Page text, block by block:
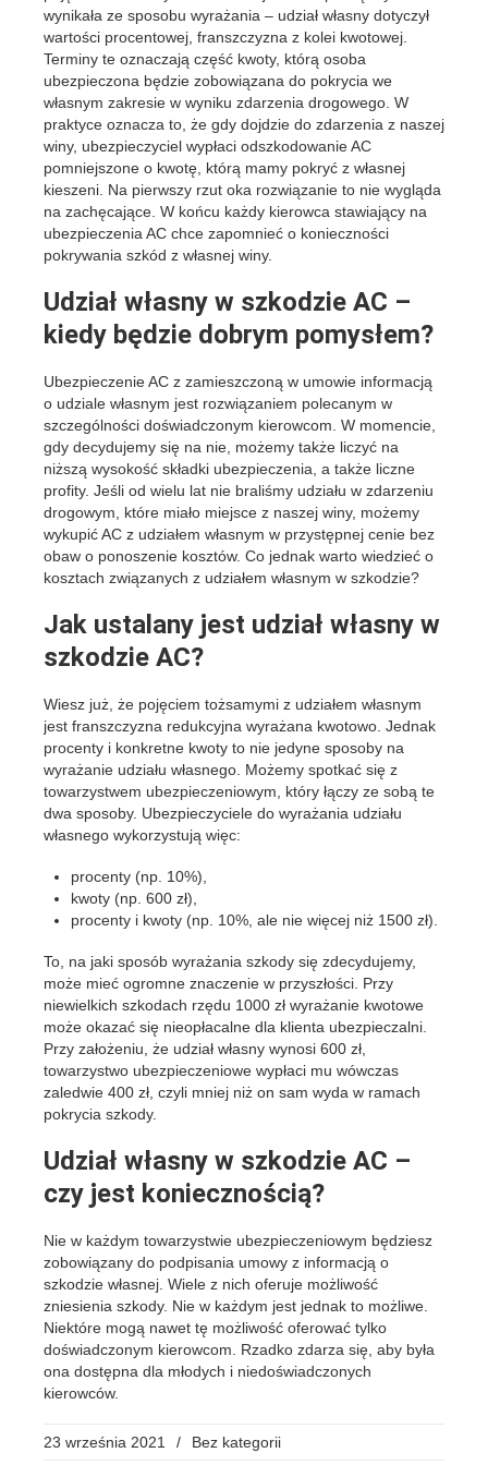
wynikała ze sposobu wyrażania – udział własny dotyczył
wartości procentowej, franszczyzna z kolei kwotowej.
Terminy te oznaczają część kwoty, którą osoba
ubezpieczona będzie zobowiązana do pokrycia we
własnym zakresie w wyniku zdarzenia drogowego. W
praktyce oznacza to, że gdy dojdzie do zdarzenia z naszej
winy, ubezpieczyciel wypłaci odszkodowanie AC
pomniejszone o kwotę, którą mamy pokryć z własnej
kieszeni. Na pierwszy rzut oka rozwiązanie to nie wygląda
na zachęcające. W końcu każdy kierowca stawiający na
ubezpieczenia AC chce zapomnieć o konieczności
pokrywania szkód z własnej winy.
Udział własny w szkodzie AC –
kiedy będzie dobrym pomysłem?
Ubezpieczenie AC z zamieszczoną w umowie informacją
o udziale własnym jest rozwiązaniem polecanym w
szczególności doświadczonym kierowcom. W momencie,
gdy decydujemy się na nie, możemy także liczyć na
niższą wysokość składki ubezpieczenia, a także liczne
profity. Jeśli od wielu lat nie braliśmy udziału w zdarzeniu
drogowym, które miało miejsce z naszej winy, możemy
wykupić AC z udziałem własnym w przystępnej cenie bez
obaw o ponoszenie kosztów. Co jednak warto wiedzieć o
kosztach związanych z udziałem własnym w szkodzie?
Jak ustalany jest udział własny w
szkodzie AC?
Wiesz już, że pojęciem tożsamymi z udziałem własnym
jest franszczyzna redukcyjna wyrażana kwotowo. Jednak
procenty i konkretne kwoty to nie jedyne sposoby na
wyrażanie udziału własnego. Możemy spotkać się z
towarzystwem ubezpieczeniowym, który łączy ze sobą te
dwa sposoby. Ubezpieczyciele do wyrażania udziału
własnego wykorzystują więc:
procenty (np. 10%),
kwoty (np. 600 zł),
procenty i kwoty (np. 10%, ale nie więcej niż 1500 zł).
To, na jaki sposób wyrażania szkody się zdecydujemy,
może mieć ogromne znaczenie w przyszłości. Przy
niewielkich szkodach rzędu 1000 zł wyrażanie kwotowe
może okazać się nieopłacalne dla klienta ubezpieczalni.
Przy założeniu, że udział własny wynosi 600 zł,
towarzystwo ubezpieczeniowe wypłaci mu wówczas
zaledwie 400 zł, czyli mniej niż on sam wyda w ramach
pokrycia szkody.
Udział własny w szkodzie AC –
czy jest koniecznością?
Nie w każdym towarzystwie ubezpieczeniowym będziesz
zobowiązany do podpisania umowy z informacją o
szkodzie własnej. Wiele z nich oferuje możliwość
zniesienia szkody. Nie w każdym jest jednak to możliwe.
Niektóre mogą nawet tę możliwość oferować tylko
doświadczonym kierowcom. Rzadko zdarza się, aby była
ona dostępna dla młodych i niedoświadczonych
kierowców.
23 września 2021 / Bez kategorii